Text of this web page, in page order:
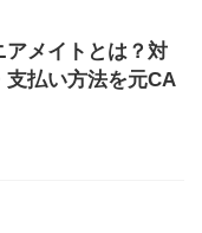
アメイトとは？対
払い方法を元CA